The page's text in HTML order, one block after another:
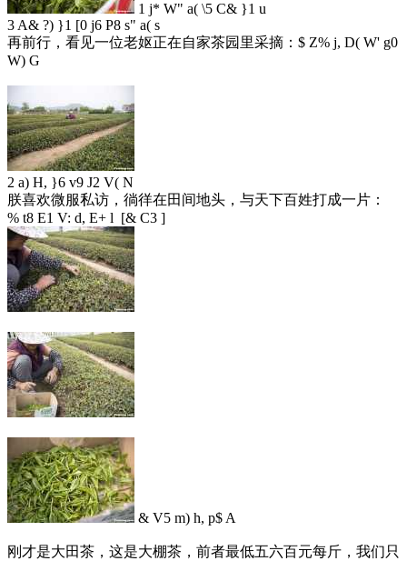
1 j* W" a( \5 C& }1 u
3 A& ?) }1 [0 j6 P8 s" a( s
再前行，看见一位老妪正在自家茶园里采摘： $ Z% j, D( W' g0
W) G
2 a) H, }6 v9 J2 V( N
朕喜欢微服私访，徜徉在田间地头，与天下百姓打成一片：
% t8 E1 V: d, E+ l [& C3 ]
& V5 m) h, p$ A
刚才是大田茶，这是大棚茶，前者最低五六百元每斤，我们只